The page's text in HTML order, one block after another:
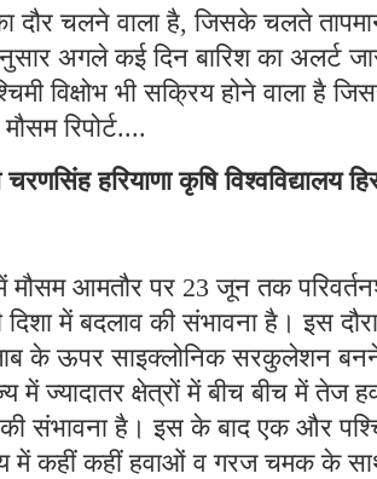
दौर चलने वाला है, जिसके चलते
अगले कई दिन बारिश का अलर्ट
विक्षोभ भी सक्रिय होने वाला है
रिपोर्ट....
हरियाणा कृषि विश्वविद्यालय
में मौसम आमतौर पर 23 जून तक
में बदलाव की संभावना है। इस दौरान
के ऊपर साइक्लोनिक सरकुलेशन
में ज्यादातर क्षेत्रों में बीच बीच में तेज
संभावना है। इस के बाद एक और
में कहीं कहीं हवाओं व गरज चमक के